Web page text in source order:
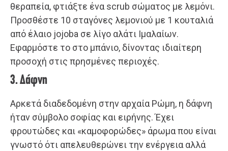
θεραπεία, φτιάξτε ένα scrub σώματος με λεμόνι.
Προσθέστε 10 σταγόνες λεμονιού με 1 κουταλιά
από έλαιο jojoba σε λίγο αλάτι Ιμαλαίων.
Εφαρμόστε το στο μπάνιο, δίνοντας ιδιαίτερη
προσοχή στις πρησμένες περιοχές.
3. Δάφνη
Αρκετά διαδεδομένη στην αρχαία Ρώμη, η δάφνη
ήταν σύμβολο σοφίας και ειρήνης. Έχει
φρουτώδες και «καμοφορώδες» άρωμα που είναι
γνωστό ότι απελευθερώνει την ενέργεια αλλά